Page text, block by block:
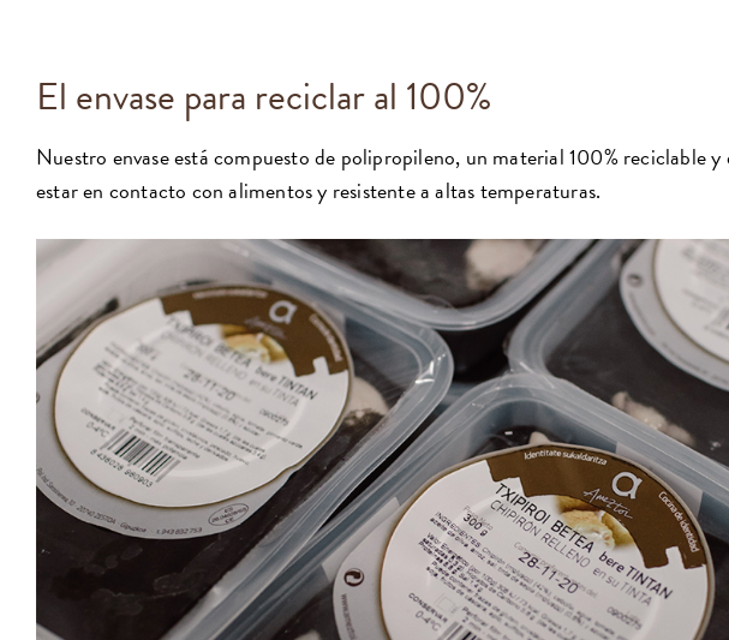
El envase para reciclar al 100%
Nuestro envase está compuesto de polipropileno, un material 100% reciclable
estar en contacto con alimentos y resistente a altas temperaturas.